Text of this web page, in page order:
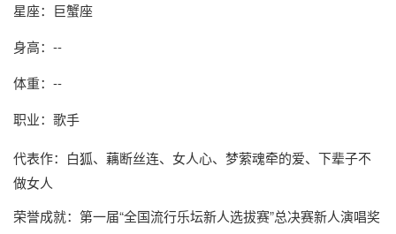
星座：巨蟹座
身高：--
体重：--
职业：歌手
代表作：白狐、藕断丝连、女人心、梦萦魂牵的爱、下辈子不
做女人
荣誉成就：第一届“全国流行乐坛新人选拔赛”总决赛新人演唱奖